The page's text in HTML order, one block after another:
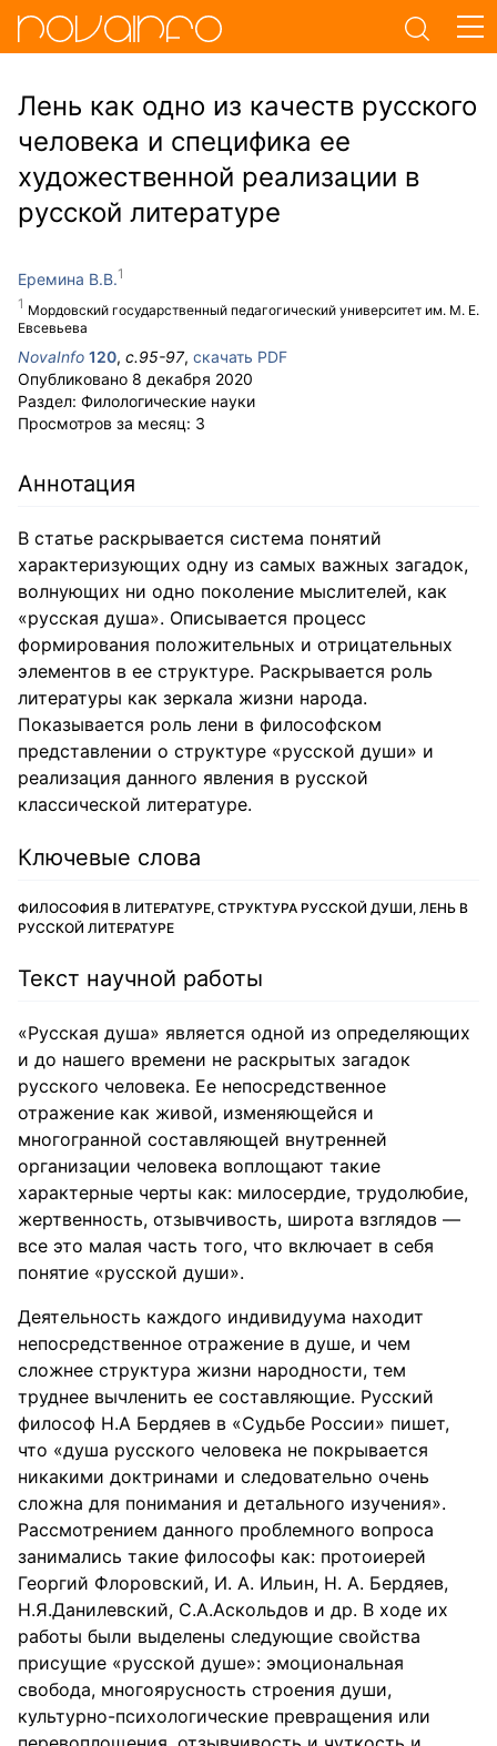
Лень как одно из качеств русского
человека и специфика ее
художественной реализации в
русской литературе
Еремина В.В.
Мордовский государственный педагогический университет им. М. Е.
Евсевьева
NovaInfo 120, с.95-97, скачать PDF
Опубликовано 8 декабря 2020
Раздел: Филологические науки
Просмотров за месяц: 3
Аннотация
В статье раскрывается система понятий
характеризующих одну из самых важных загадок,
волнующих ни одно поколение мыслителей, как
«русская душа». Описывается процесс
формирования положительных и отрицательных
элементов в ее структуре. Раскрывается роль
литературы как зеркала жизни народа.
Показывается роль лени в философском
представлении о структуре «русской души» и
реализация данного явления в русской
классической литературе.
Ключевые слова
ФИЛОСОФИЯ В ЛИТЕРАТУРЕ, СТРУКТУРА РУССКОЙ ДУШИ, ЛЕНЬ В
РУССКОЙ ЛИТЕРАТУРЕ
Текст научной работы
«Русская душа» является одной из определяющих
и до нашего времени не раскрытых загадок
русского человека. Ее непосредственное
отражение как живой, изменяющейся и
многогранной составляющей внутренней
организации человека воплощают такие
характерные черты как: милосердие, трудолюбие,
жертвенность, отзывчивость, широта взглядов —
все это малая часть того, что включает в себя
понятие «русской души».
Деятельность каждого индивидуума находит
непосредственное отражение в душе, и чем
сложнее структура жизни народности, тем
труднее вычленить ее составляющие. Русский
философ Н.А Бердяев в «Судьбе России» пишет,
что «душа русского человека не покрывается
никакими доктринами и следовательно очень
сложна для понимания и детального изучения».
Рассмотрением данного проблемного вопроса
занимались такие философы как: протоиерей
Георгий Флоровский, И. А. Ильин, Н. А. Бердяев,
Н.Я.Данилевский, С.А.Аскольдов и др. В ходе их
работы были выделены следующие свойства
присущие «русской душе»: эмоциональная
свобода, многоярусность строения души,
культурно-психологические превращения или